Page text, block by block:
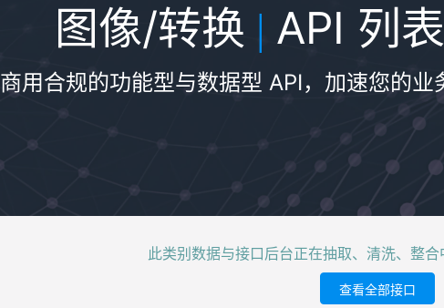
图像/转换 | API 列表
商用合规的功能型与数据型 API，加速您的业
此类别数据与接口后台正在抽取、清洗、整
查看全部接口